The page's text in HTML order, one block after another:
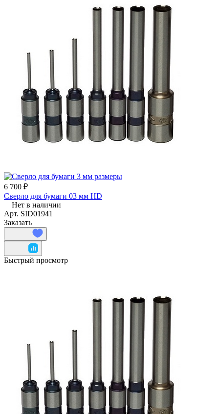
6 700 ₽
Сверло для бумаги 03 мм HD
Нет в наличии
Арт. SID01941
Заказать
Быстрый просмотр